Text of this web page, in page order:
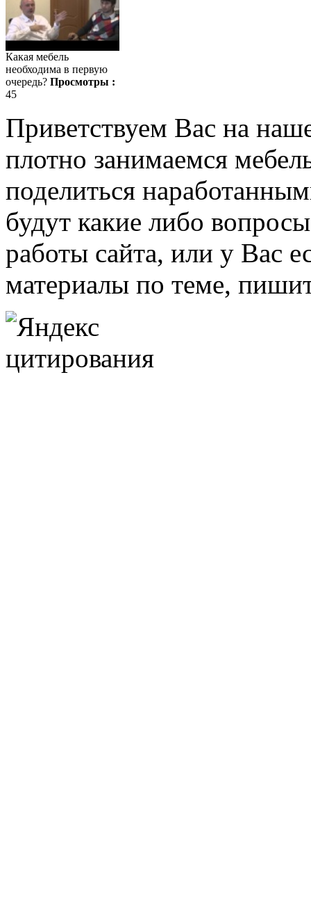
Какая мебель
необходима в первую
очередь? Просмотры :
45
Приветствуем Вас на
плотно занимаемся
поделиться
будут какие либо
работы сайта, или у Вас
материалы по теме,